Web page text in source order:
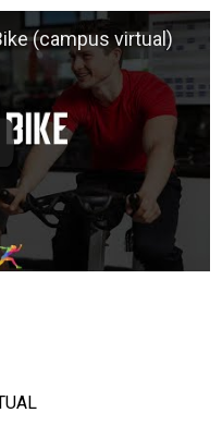
(campus virtual)